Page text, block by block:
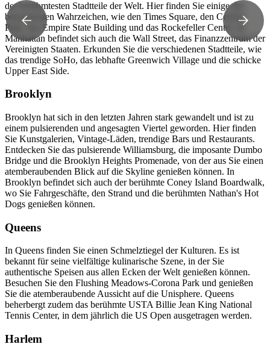
der berühmtesten Stadtteile der Welt. Hier finden Sie einige der
bekanntesten Wahrzeichen, wie den Times Square, den Central
Park, das Empire State Building und das Rockefeller Center. In
Manhattan befindet sich auch die Wall Street, das Finanzzentrum der
Vereinigten Staaten. Erkunden Sie die verschiedenen Stadtteile, wie
das trendige SoHo, das lebhafte Greenwich Village und die schicke
Upper East Side.
Brooklyn
Brooklyn hat sich in den letzten Jahren stark gewandelt und ist zu
einem pulsierenden und angesagten Viertel geworden. Hier finden
Sie Kunstgalerien, Vintage-Läden, trendige Bars und Restaurants.
Entdecken Sie das pulsierende Williamsburg, die imposante Dumbo
Bridge und die Brooklyn Heights Promenade, von der aus Sie einen
atemberaubenden Blick auf die Skyline genießen können. In
Brooklyn befindet sich auch der berühmte Coney Island Boardwalk,
wo Sie Fahrgeschäfte, den Strand und die berühmten Nathan's Hot
Dogs genießen können.
Queens
In Queens finden Sie einen Schmelztiegel der Kulturen. Es ist
bekannt für seine vielfältige kulinarische Szene, in der Sie
authentische Speisen aus allen Ecken der Welt genießen können.
Besuchen Sie den Flushing Meadows-Corona Park und genießen
Sie die atemberaubende Aussicht auf die Unisphere. Queens
beherbergt zudem das berühmte USTA Billie Jean King National
Tennis Center, in dem jährlich die US Open ausgetragen werden.
Harlem